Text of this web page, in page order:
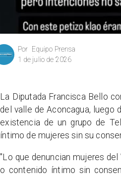
Equipo Prensa
Por
1 de julio de 2026
La Diputada Francisca Bello
del valle de Aconcagua, luego
existencia de un grupo de
íntimo de mujeres sin su
"Lo que denuncian mujeres
o contenido íntimo sin